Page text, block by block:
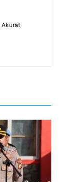
Akurat,